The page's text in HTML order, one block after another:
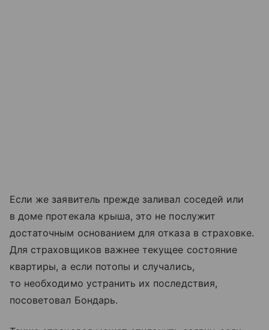
Если же заявитель прежде заливал соседей или
в доме протекала крыша, это не послужит
достаточным основанием для отказа в страховке.
Для страховщиков важнее текущее состояние
квартиры, а если потопы и случались,
то необходимо устранить их последствия,
посоветовал Бондарь.